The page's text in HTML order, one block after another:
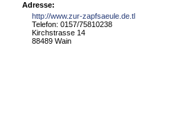
Adresse:
http://www.zur-zapfsaeule.de.tl
Telefon: 0157/75810238
Kirchstrasse 14
88489 Wain